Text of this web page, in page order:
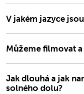
V jakém jazyce
Můžeme filmovat
Jak dlouhá a jak
solného dolu?